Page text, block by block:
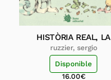
HISTÒRIA REAL, LA
ruzzier, sergio
Disponible
16.00€